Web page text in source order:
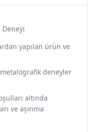
Deneyi
yapılan ürün ve
deneyler
altında
ve aşınma